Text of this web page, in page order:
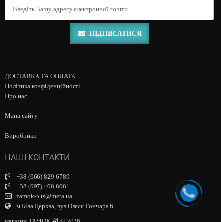
ПІДПИСАТИСЯ
ДОСТАВКА ТА ОПЛАТА
Політика конфіденційності
Про нас
Мапа сайту
Виробники
НАШІ КОНТАКТИ
+38 (066) 829 6789
+38 (097) 408 8081
zamok-b.ts@meta.ua
м.Біла Церква, вул.Олеся Гончара 6